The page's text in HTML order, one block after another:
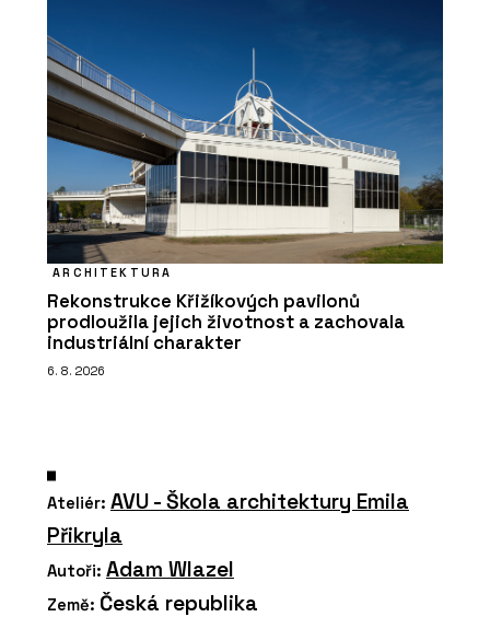
ARCHITEKTURA
Rekonstrukce Křižíkových pavilonů
prodloužila jejich životnost a zachovala
industriální charakter
6. 8. 2026
Ateliér: AVU - Škola architektury Emila
Přikryla
Autoři: Adam Wlazel
Země: Česká republika